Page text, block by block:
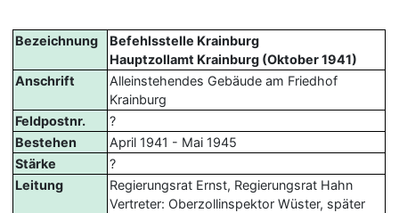
Bezeichnung
Befehlsstelle Krainburg
Hauptzollamt Krainburg (Oktober 1941)
Anschrift
Alleinstehendes Gebäude am Friedhof
Krainburg
Feldpostnr.
?
Bestehen
April 1941 - Mai 1945
Stärke
?
Leitung
Regierungsrat Ernst, Regierungsrat Hahn
Vertreter: Oberzollinspektor Wüster, später